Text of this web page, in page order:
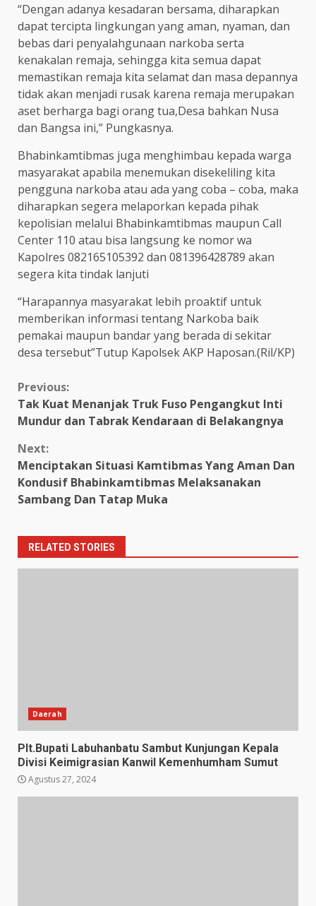
“Dengan adanya kesadaran bersama, diharapkan
dapat tercipta lingkungan yang aman, nyaman, dan
bebas dari penyalahgunaan narkoba serta
kenakalan remaja, sehingga kita semua dapat
memastikan remaja kita selamat dan masa depannya
tidak akan menjadi rusak karena remaja merupakan
aset berharga bagi orang tua,Desa bahkan Nusa
dan Bangsa ini,” Pungkasnya.
Bhabinkamtibmas juga menghimbau kepada warga
masyarakat apabila menemukan disekeliling kita
pengguna narkoba atau ada yang coba – coba, maka
diharapkan segera melaporkan kepada pihak
kepolisian melalui Bhabinkamtibmas maupun Call
Center 110 atau bisa langsung ke nomor wa
Kapolres 082165105392 dan 081396428789 akan
segera kita tindak lanjuti
“Harapannya masyarakat lebih proaktif untuk
memberikan informasi tentang Narkoba baik
pemakai maupun bandar yang berada di sekitar
desa tersebut”Tutup Kapolsek AKP Haposan.(Ril/KP)
Continue
Reading
Previous:
Tak Kuat Menanjak Truk Fuso Pengangkut Inti
Mundur dan Tabrak Kendaraan di Belakangnya
Next:
Menciptakan Situasi Kamtibmas Yang Aman Dan
Kondusif Bhabinkamtibmas Melaksanakan
Sambang Dan Tatap Muka
RELATED STORIES
Daerah
Plt.Bupati Labuhanbatu Sambut Kunjungan Kepala
Divisi Keimigrasian Kanwil Kemenhumham Sumut
Agustus 27, 2024